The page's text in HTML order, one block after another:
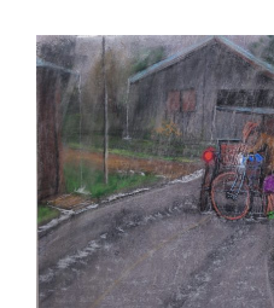
יוני
בדיחות